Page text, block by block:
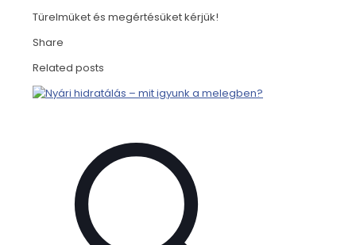
Türelmüket és megértésüket kérjük!
Share
Related posts